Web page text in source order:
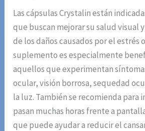
Las cápsulas Crystalin están
que buscan mejorar su salud visual
de los daños causados por el estrés
suplemento es especialmente
aquellos que experimentan
ocular, visión borrosa, sequedad
la luz. También se recomienda para
pasan muchas horas frente a
que puede ayudar a reducir el